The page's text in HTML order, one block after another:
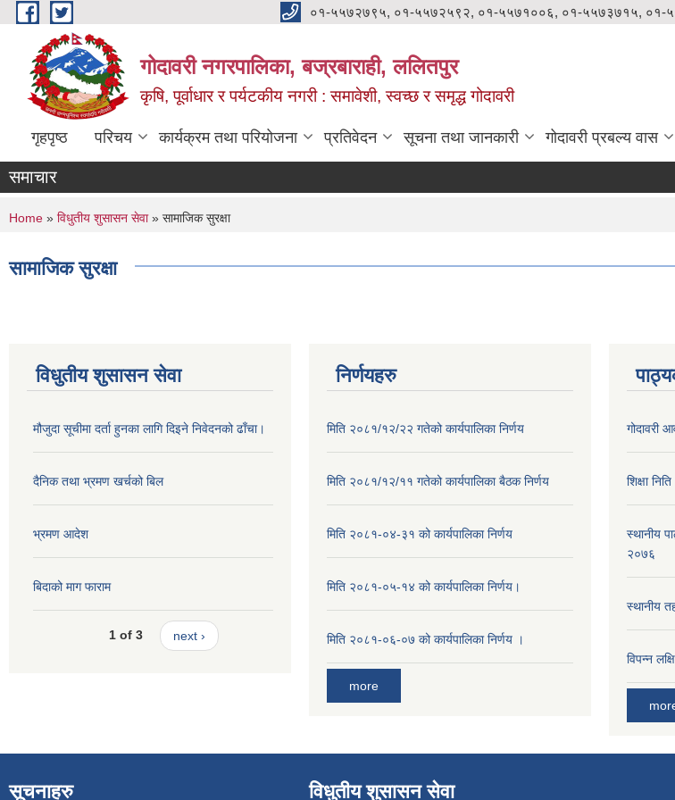
Skip to main content ०१-५५७२७९५, ०१-५५७२५९२, ०१-५५७१००६, ०१-५५७३७१५, ०१-
गोदावरी नगरपालिका, बज्रबाराही, ललितपुर
कृषि, पूर्वाधार र पर्यटकीय नगरी : समावेशी, स्वच्छ र समृद्ध गोदावरी
गृहपृष्ठ परिचय कार्यक्रम तथा परियोजना प्रतिवेदन सूचना तथा जानकारी गोदावरी प्रबल्य वास
समाचार
You are here
Home » विधुतीय शुसासन सेवा» सामाजिक सुरक्षा
सामाजिक सुरक्षा
विधुतीय शुसासन सेवा
मौजुदा सूचीमा दर्ता हुनका लागि दिइने निवेदनको ढाँचा।
दैनिक तथा भ्रमण खर्चको बिल
भ्रमण आदेश
बिदाको माग फाराम
1 of 3 next ›
निर्णयहरु
मिति २०८१/१२/२२ गतेको कार्यपालिका निर्णय
मिति २०८१/१२/११ गतेको कार्यपालिका बैठक निर्णय
मिति २०८१-०४-३१ को कार्यपालिका निर्णय
मिति २०८१-०५-१४ को कार्यपालिका निर्णय।
मिति २०८१-०६-०७ को कार्यपालिका निर्णय ।
more
गोदावरी
शिक्षा
स्थानीय
२०७६
स्थानीय
विपन्न
सूचनाहरु विधुतीय शुसासन सेवा